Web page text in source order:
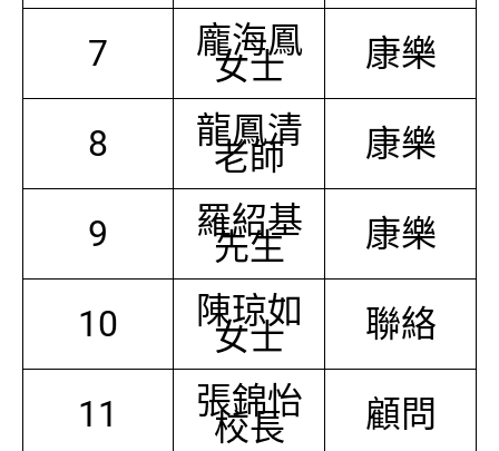
7 龐海鳳
女士 康樂
8 龍鳳清
老師 康樂
9 羅紹基
先生 康樂
10 陳琼如
女士 聯絡
11 張錦怡
校長 顧問